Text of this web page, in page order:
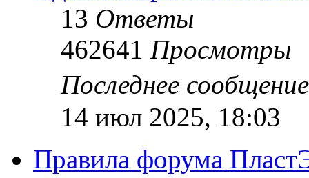
13 Ответы
462641 Просмотры
Последнее
14 июл 2025, 18:03
Правила форума